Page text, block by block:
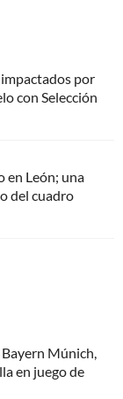
por
con Selección
en León; una
del cuadro
Bayern Múnich,
en juego de